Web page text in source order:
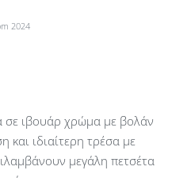
2024
σε ιβουάρ χρώμα με βολάν
ιδιαίτερη τρέσα με
μεγάλη πετσέτα